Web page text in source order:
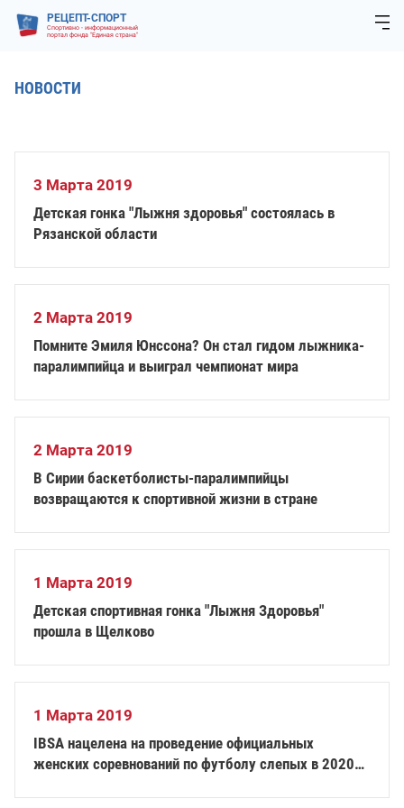
РЕЦЕПТ-СПОРТ
Спортивно - информационный
портал фонда "Единая страна"
НОВОСТИ
3 Марта 2019
Детская гонка "Лыжня здоровья" состоялась в
Рязанской области
2 Марта 2019
Помните Эмиля Юнссона? Он стал гидом лыжника-
паралимпийца и выиграл чемпионат мира
2 Марта 2019
В Сирии баскетболисты-паралимпийцы
возвращаются к спортивной жизни в стране
1 Марта 2019
Детская спортивная гонка "Лыжня Здоровья"
прошла в Щелково
1 Марта 2019
IBSA нацелена на проведение официальных
женских соревнований по футболу слепых в 2020